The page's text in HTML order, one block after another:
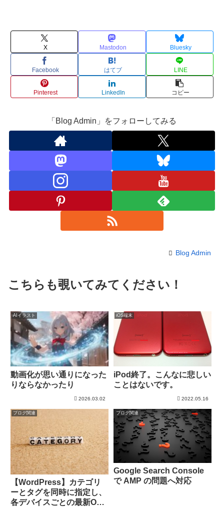
X Mastodon Bluesky
Facebook はてブ LINE
Pinterest LinkedIn コピー
「Blog Admin」をフォローしてみる
Blog Admin
こちらも覗いてみてください！
AIイラスト
動画化が思い通りになった
りならなかったり
2026.03.02
iOS端末
iPod終了。こんなに悲しい
ことはないです。
2022.05.16
ブログ関連
【WordPress】カテゴリ
ーとタグを同時に指定し、
各デバイスごとの最新OS
ブログ関連
Google Search Console
で AMP の問題へ対応